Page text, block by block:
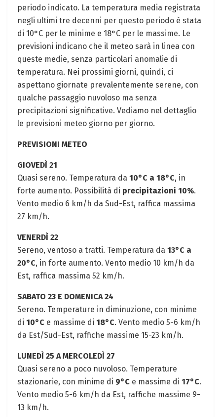
periodo indicato. La temperatura media registrata
negli ultimi tre decenni per questo periodo è stata
di 10°C per le minime e 18°C per le massime. Le
previsioni indicano che il meteo sarà in linea con
queste medie, senza particolari anomalie di
temperatura. Nei prossimi giorni, quindi, ci
aspettano giornate prevalentemente serene, con
qualche passaggio nuvoloso ma senza
precipitazioni significative. Vediamo nel dettaglio
le previsioni meteo giorno per giorno.
PREVISIONI METEO
GIOVEDÌ 21
Quasi sereno. Temperatura da 10°C a 18°C, in
forte aumento. Possibilità di precipitazioni 10%.
Vento medio 6 km/h da Sud-Est, raffica massima
27 km/h.
VENERDÌ 22
Sereno, ventoso a tratti. Temperatura da 13°C a
20°C, in forte aumento. Vento medio 10 km/h da
Est, raffica massima 52 km/h.
SABATO 23 E DOMENICA 24
Sereno. Temperature in diminuzione, con minime
di 10°C e massime di 18°C. Vento medio 5-6 km/h
da Est/Sud-Est, raffiche massime 15-23 km/h.
LUNEDÌ 25 A MERCOLEDÌ 27
Quasi sereno a poco nuvoloso. Temperature
stazionarie, con minime di 9°C e massime di 17°C.
Vento medio 5-6 km/h da Est, raffiche massime 9-
13 km/h.